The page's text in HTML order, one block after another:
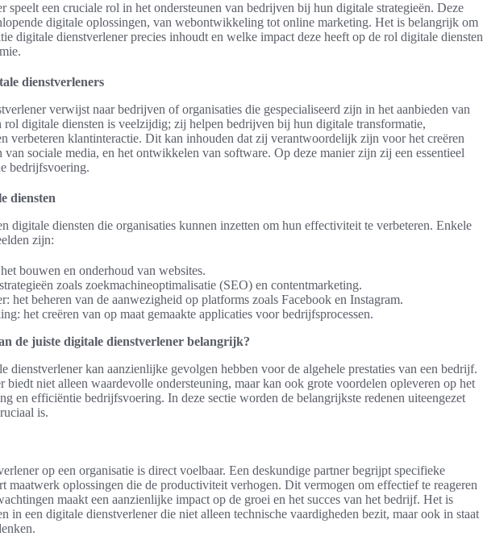
speelt een cruciale rol in het ondersteunen van bedrijven bij hun digitale strategieën. Deze
digitale oplossingen, van webontwikkeling tot online marketing. Het is belangrijk om
digitale dienstverlener precies inhoudt en welke impact deze heeft op de rol digitale diensten
dienstverleners
verwijst naar bedrijven of organisaties die gespecialiseerd zijn in het aanbieden van
digitale diensten is veelzijdig; zij helpen bedrijven bij hun digitale transformatie,
verbeteren klantinteractie. Dit kan inhouden dat zij verantwoordelijk zijn voor het creëren
van sociale media, en het ontwikkelen van software. Op deze manier zijn zij een essentieel
bedrijfsvoering.
diensten
digitale diensten die organisaties kunnen inzetten om hun effectiviteit te verbeteren. Enkele
zijn:
bouwen en onderhoud van websites.
zoals zoekmachineoptimalisatie (SEO) en contentmarketing.
het beheren van de aanwezigheid op platforms zoals Facebook en Instagram.
het creëren van op maat gemaakte applicaties voor bedrijfsprocessen.
de juiste digitale dienstverlener belangrijk?
dienstverlener kan aanzienlijke gevolgen hebben voor de algehele prestaties van een bedrijf.
biedt niet alleen waardevolle ondersteuning, maar kan ook grote voordelen opleveren op het
en efficiëntie bedrijfsvoering. In deze sectie worden de belangrijkste redenen uiteengezet
is.
op een organisatie is direct voelbaar. Een deskundige partner begrijpt specifieke
maatwerk oplossingen die de productiviteit verhogen. Dit vermogen om effectief te reageren
maakt een aanzienlijke impact op de groei en het succes van het bedrijf. Het is
in een digitale dienstverlener die niet alleen technische vaardigheden bezit, maar ook in staat